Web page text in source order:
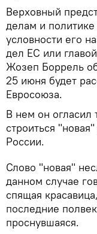
Верховный
делам и
условности его
дел ЕС или
Жозеп Боррель
25 июня будет
Евросоюза.
В нем он огласил
строиться
России.
Слово "новая"
данном случае
спящая
последние
проснувшаяся.